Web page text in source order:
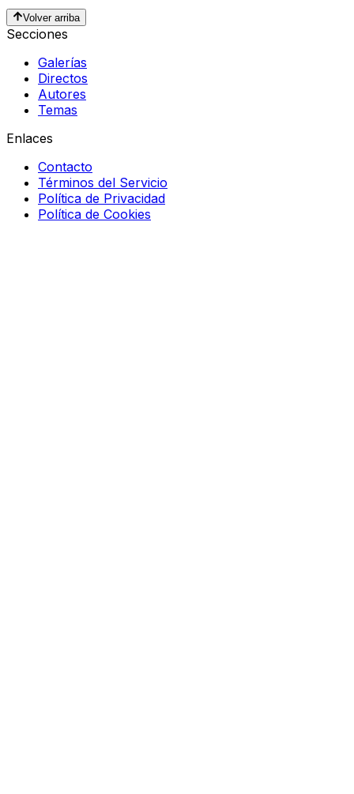
Volver arriba
Secciones
Galerías
Directos
Autores
Temas
Enlaces
Contacto
Términos del Servicio
Política de Privacidad
Política de Cookies